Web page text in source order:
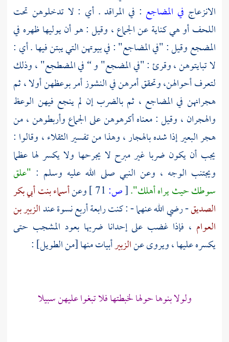
الانزعاج في المضاجع : في المراقد . أي : لا تدخلوهن تحت
اللحف أو هي كناية عن الجماع ، وقيل : هو أن يوليها ظهره في
المضجع وقيل : "في المضاجع" : في بيوتهن التي يبتن فيها . أي :
لا تبايتوهن ، وقرئ : "في المضجع" و “ في المضطجع" ، وذلك
لتعرف أحوالهن، وتحقق أمرهن في النشوز أمر بوعظهن أولا ، ثم
هجرانهن في المضاجع ، ثم بالضرب إن لم ينجع فيهن الوعظ
والهجران ، وقيل : معناه أكرهوهن على الجماع وأربطوهن ، من
هجر البعير إذا شده بالهجار ، وهذا من تفسير الثقلاء ، وقالوا :
يجب أن يكون ضربا غير مبرح لا يجرحها ولا يكسر لها عظما
ويجتنب الوجه ، وعن النبي صلى الله عليه وسلم : "علق
سوطك حيث يراه أهلك".[ص: وعنأسماء بنت أبي بكر
الصديق- رضي الله عنهما - : كنت رابعة أربع نسوة عندالزبير بن
العوام ، فإذا غضب على إحدانا ضربها بعود المشجب حتى
يكسره عليها ، ويروى عنالزبيرأبيات منها [من الطويل] :
ولولا بنوها حولها لخبطتها فلا تبغوا عليهن سبيلا